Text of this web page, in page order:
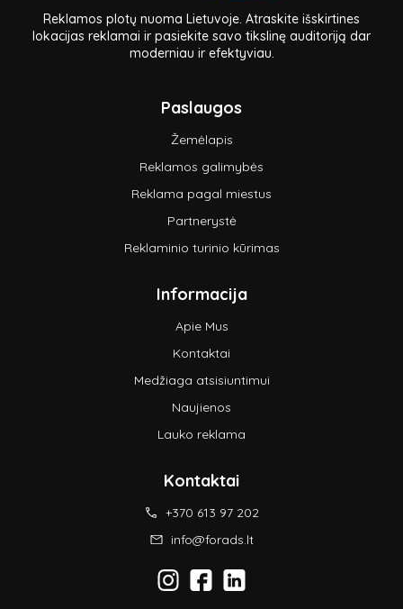
Reklamos plotų nuoma Lietuvoje. Atraskite išskirtines
lokacijas reklamai ir pasiekite savo tikslinę auditoriją dar
moderniau ir efektyviau.
Paslaugos
Žemėlapis
Reklamos galimybės
Reklama pagal miestus
Partnerystė
Reklaminio turinio kūrimas
Informacija
Apie Mus
Kontaktai
Medžiaga atsisiuntimui
Naujienos
Lauko reklama
Kontaktai
+370 613 97 202
info@forads.lt